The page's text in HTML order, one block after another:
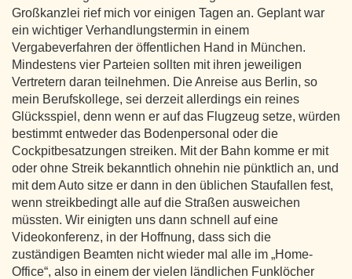
Großkanzlei rief mich vor einigen Tagen an. Geplant war
ein wichtiger Verhandlungstermin in einem
Vergabeverfahren der öffentlichen Hand in München.
Mindestens vier Parteien sollten mit ihren jeweiligen
Vertretern daran teilnehmen. Die Anreise aus Berlin, so
mein Berufskollege, sei derzeit allerdings ein reines
Glücksspiel, denn wenn er auf das Flugzeug setze, würden
bestimmt entweder das Bodenpersonal oder die
Cockpitbesatzungen streiken. Mit der Bahn komme er mit
oder ohne Streik bekanntlich ohnehin nie pünktlich an, und
mit dem Auto sitze er dann in den üblichen Staufallen fest,
wenn streikbedingt alle auf die Straßen ausweichen
müssten. Wir einigten uns dann schnell auf eine
Videokonferenz, in der Hoffnung, dass sich die
zuständigen Beamten nicht wieder mal alle im „Home-
Office“, also in einem der vielen ländlichen Funklöcher